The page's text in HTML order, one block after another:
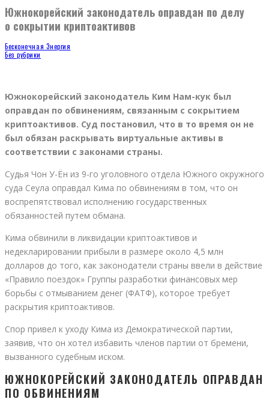
Южнокорейский законодатель оправдан по делу
о сокрытии криптоактивов
Бесконечная Энергия
Без рубрики
Южнокорейский законодатель Ким Нам-кук был
оправдан по обвинениям, связанным с сокрытием
криптоактивов. Суд постановил, что в то время он не
был обязан раскрывать виртуальные активы в
соответствии с законами страны.
Cудья Чон У-Ён из 9-го уголовного отдела Южного окружного
суда Сеула оправдал Кима по обвинениям в том, что он
воспрепятствовал исполнению государственных
обязанностей путем обмана.
Кима обвинили в ликвидации криптоактивов и
недекларировании прибыли в размере около 4,5 млн
долларов до того, как законодатели страны ввели в действие
«Правило поездок» Группы разработки финансовых мер
борьбы с отмыванием денег (ФАТФ), которое требует
раскрытия криптоактивов.
Спор привел к уходу Кима из Демократической партии,
заявив, что он хотел избавить членов партии от бремени,
вызванного судебным иском.
ЮЖНОКОРЕЙСКИЙ ЗАКОНОДАТЕЛЬ ОПРАВДАН
ПО ОБВИНЕНИЯМ